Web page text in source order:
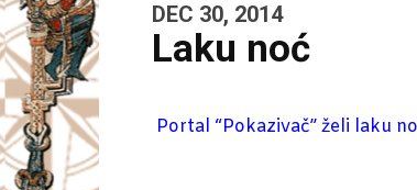
DEC 30, 2014
Laku noć
Portal “Pokazivač” želi laku